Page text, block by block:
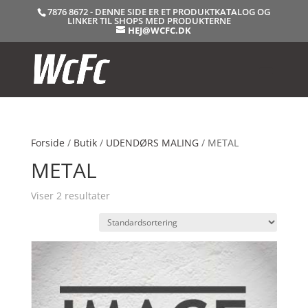
7876 8672 - DENNE SIDE ER ET PRODUKTKATALOG OG
LINKER TIL SHOPS MED PRODUKTERNE
HEJ@WCFC.DK
Forside/ Butik/ UDENDØRS MALING/ METAL
METAL
Viser 2 resultater